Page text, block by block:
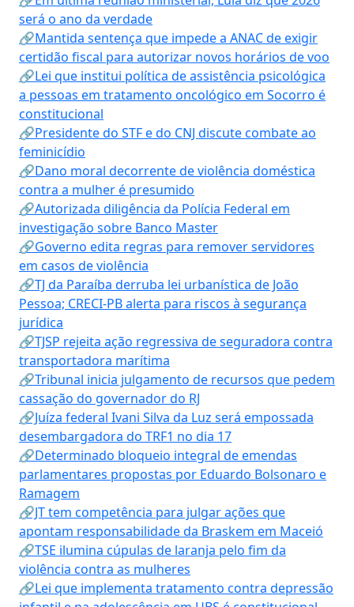
será o ano da verdade
🔗Mantida sentença que impede a ANAC de exigir
certidão fiscal para autorizar novos horários de voo
🔗Lei que institui política de assistência psicológica
a pessoas em tratamento oncológico em Socorro é
constitucional
🔗Presidente do STF e do CNJ discute combate ao
feminicídio
🔗Dano moral decorrente de violência doméstica
contra a mulher é presumido
🔗Autorizada diligência da Polícia Federal em
investigação sobre Banco Master
🔗Governo edita regras para remover servidores
em casos de violência
🔗TJ da Paraíba derruba lei urbanística de João
Pessoa; CRECI-PB alerta para riscos à segurança
jurídica
🔗TJSP rejeita ação regressiva de seguradora contra
transportadora marítima
🔗Tribunal inicia julgamento de recursos que pedem
cassação do governador do RJ
🔗Juíza federal Ivani Silva da Luz será empossada
desembargadora do TRF1 no dia 17
🔗Determinado bloqueio integral de emendas
parlamentares propostas por Eduardo Bolsonaro e
Ramagem
🔗JT tem competência para julgar ações que
apontam responsabilidade da Braskem em Maceió
🔗TSE ilumina cúpulas de laranja pelo fim da
violência contra as mulheres
🔗Lei que implementa tratamento contra depressão